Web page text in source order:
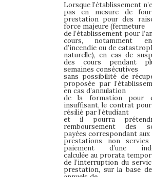
Lorsque l’établissement
pas en mesure de
prestation pour des
force majeure (fermeture
de l’établissement pour
cours, notamment
d’incendie ou de
naturelle), en cas de
des cours pendant
semaines consécutives
sans possibilité de
proposée par
en cas d’annulation
de la formation pour
insuffisant, le contrat
résilié par l’étudiant
et il pourra
remboursement des
payées correspondant aux
prestations non
paiement d’une
calculée au prorata
de l’interruption du
prestation, sur la base